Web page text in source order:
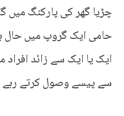
چڑیا گھر کی پارکنگ میں
حامی ایک گروپ میں حال
ایک یا ایک سے زائد
سے پیسے وصول کرتے رہے